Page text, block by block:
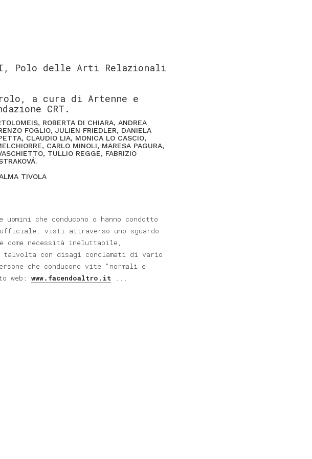
Polo delle Arti Relazionali
a cura di Artenne e
CRT.
ROBERTA DI CHIARA, ANDREA
FOGLIO, JULIEN FRIEDLER, DANIELA
CLAUDIO LIA, MONICA LO CASCIO,
CARLO MINOLI, MARESA PAGURA,
TULLIO REGGE, FABRIZIO
TIVOLA
che conducono o hanno condotto
visti attraverso uno sguardo
necessità ineluttabile,
con disagi conclamati di vario
che conducono vite "normali e
web: www.facendoaltro.it ...